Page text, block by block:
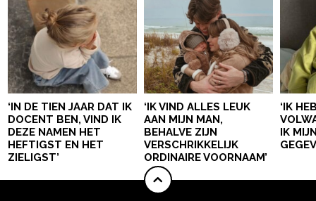
‘IN DE TIEN JAAR DAT IK
DOCENT BEN, VIND IK
DEZE NAMEN HET
HEFTIGST EN HET
ZIELIGST’
‘IK VIND ALLES LEUK
AAN MIJN MAN,
BEHALVE ZIJN
VERSCHRIKKELIJK
ORDINAIRE VOORNAAM’
‘IK
IK